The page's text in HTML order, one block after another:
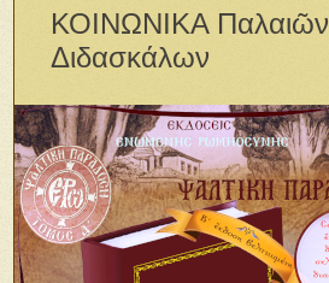
ΚΟΙΝΩΝΙΚΑ Παλαιῶν
Διδασκάλων